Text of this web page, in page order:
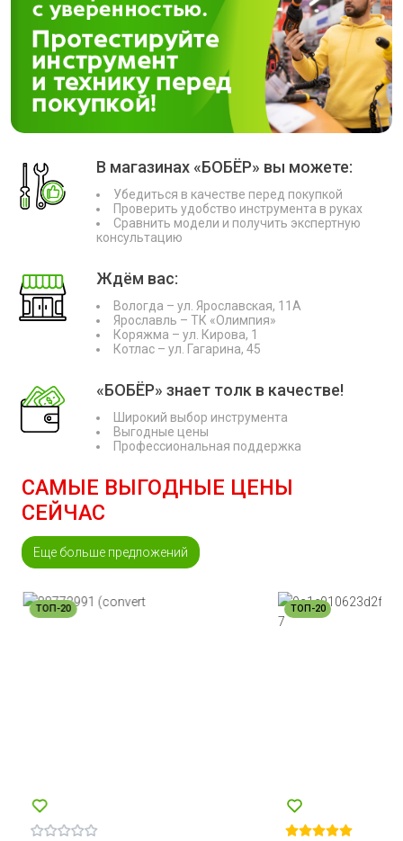
В магазинах «БОБЁР» вы можете:
Убедиться в качестве перед покупкой
Проверить удобство инструмента в руках
Сравнить модели и получить экспертную
консультацию
Ждём вас:
Вологда – ул. Ярославская, 11А
Ярославль – ТК «Олимпия»
Коряжма – ул. Кирова, 1
Котлас – ул. Гагарина, 45
«БОБЁР» знает толк в качестве!
Широкий выбор инструмента
Выгодные цены
Профессиональная поддержка
САМЫЕ ВЫГОДНЫЕ ЦЕНЫ
СЕЙЧАС
Еще больше предложений
ТОП-20 ТОП-20